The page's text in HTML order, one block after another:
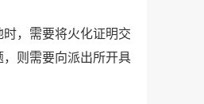
，需要将火化证明交
则需要向派出所开具